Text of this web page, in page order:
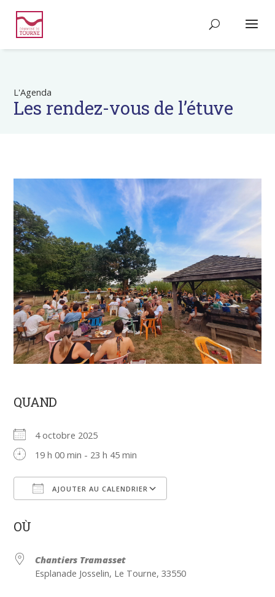
L'Agenda
Les rendez-vous de l’étuve
QUAND
4 octobre 2025
19 h 00 min - 23 h 45 min
AJOUTER AU CALENDRIER
OÙ
Chantiers Tramasset
Esplanade Josselin, Le Tourne, 33550